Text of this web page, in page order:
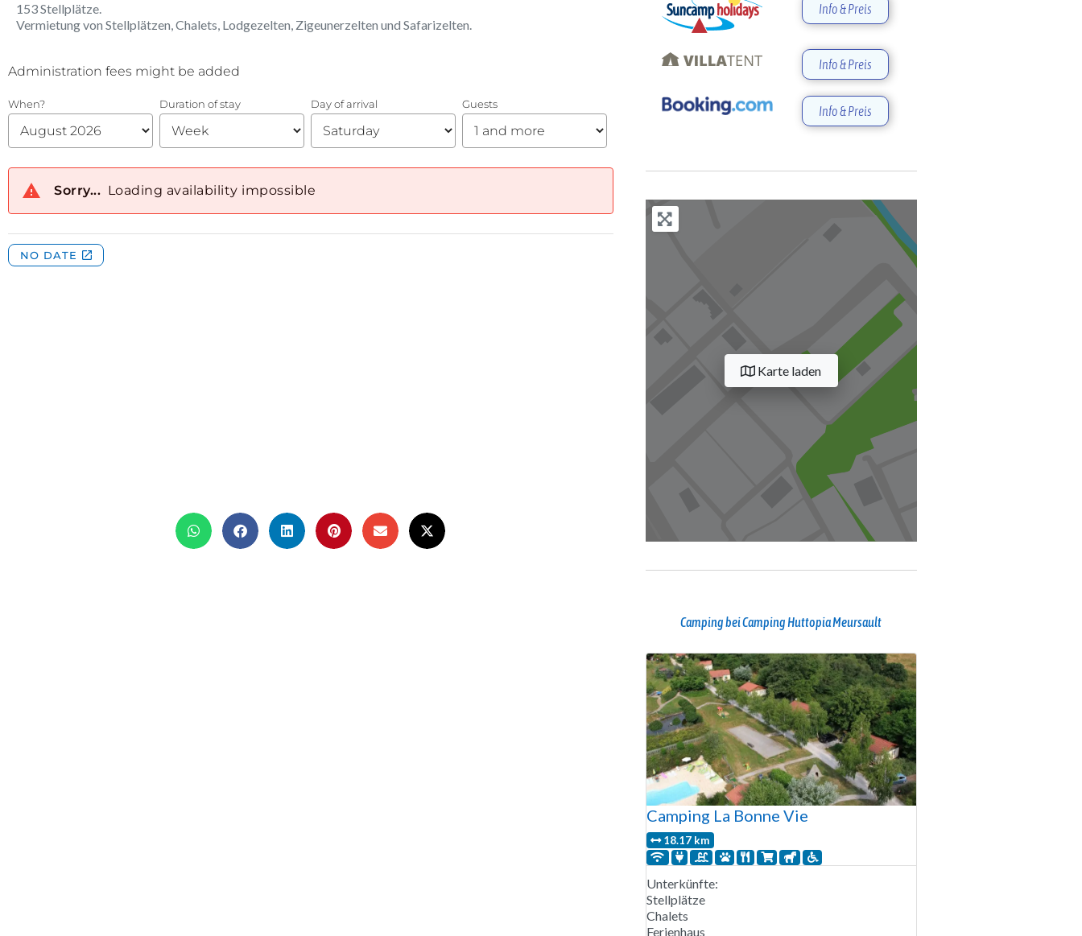
153 Stellplätze.
Vermietung von Stellplätzen, Chalets, Lodgezelten, Zigeunerzelten und Safarizelten.
Info & Preis
Info & Preis
Info & Preis
Karte laden
Camping bei Camping Huttopia Meursault
Camping La Bonne Vie
18.17 km
Unterkünfte:
Stellplätze
Chalets
Ferienhaus